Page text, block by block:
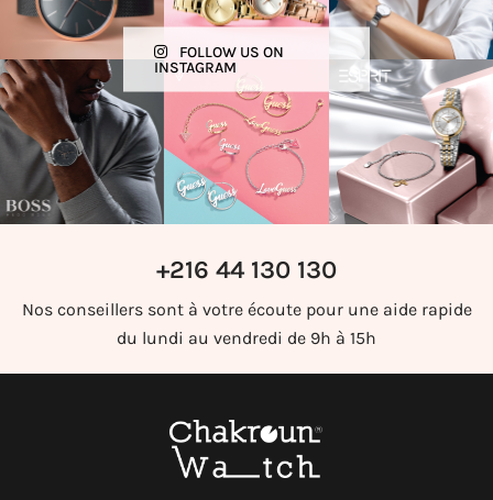
FOLLOW US ON
INSTAGRAM
+216 44 130 130
Nos conseillers sont à votre écoute pour une aide rapide
du lundi au vendredi de 9h à 15h